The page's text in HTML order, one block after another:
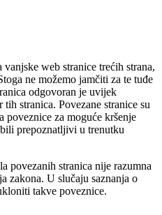
web stranice trećih strana,
ne možemo jamčiti za te tuđe
odgovoran je uvijek
stranica. Povezane stranice su
poveznice za moguće kršenje
prepoznatljivi u trenutku
povezanih stranica nije razumna
zakona. U slučaju saznanja o
takve poveznice.